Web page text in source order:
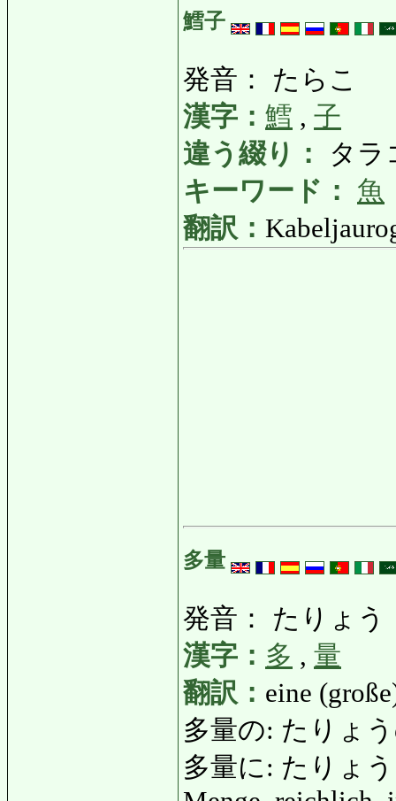
鱈子
発音： たらこ
漢字： 鱈 , 子
違う綴り：
タラ
キーワード：
魚
翻訳：
多量
発音： たりょう
漢字： 多 , 量
翻訳： eine
多量の: たりょう
多量に: たりょう